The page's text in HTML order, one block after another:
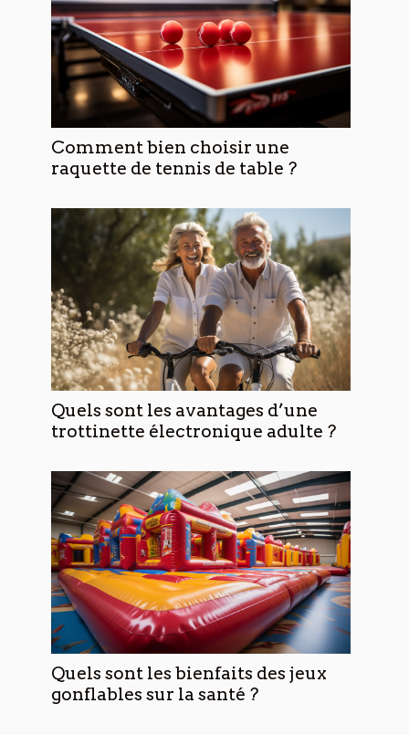
Comment bien choisir une
raquette de tennis de table ?
Quels sont les avantages d’une
trottinette électronique adulte ?
Quels sont les bienfaits des jeux
gonflables sur la santé ?